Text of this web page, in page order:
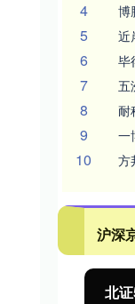
4 博
5 近
6 毕
7 五
8 耐
9 一
10 方
沪深
北